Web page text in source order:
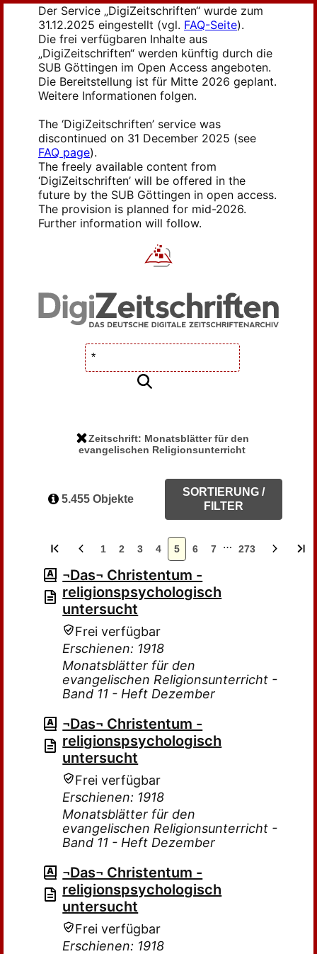
Der Service „DigiZeitschriften“ wurde zum
31.12.2025 eingestellt (vgl. FAQ-Seite).
Die frei verfügbaren Inhalte aus
„DigiZeitschriften“ werden künftig durch die
SUB Göttingen im Open Access angeboten.
Die Bereitstellung ist für Mitte 2026 geplant.
Weitere Informationen folgen.
The ‘DigiZeitschriften’ service was
discontinued on 31 December 2025 (see
FAQ page).
The freely available content from
‘DigiZeitschriften’ will be offered in the
future by the SUB Göttingen in open access.
The provision is planned for mid-2026.
Further information will follow.
Zeitschrift: Monatsblätter für den
evangelischen Religionsunterricht
5.455 Objekte
SORTIERUNG /
FILTER
1 2 3 4 5 6 7 … 273
¬Das¬ Christentum -
religionspsychologisch
untersucht
Frei verfügbar
Erschienen: 1918
Monatsblätter für den
evangelischen Religionsunterricht -
Band 11 - Heft Dezember
¬Das¬ Christentum -
religionspsychologisch
untersucht
Frei verfügbar
Erschienen: 1918
Monatsblätter für den
evangelischen Religionsunterricht -
Band 11 - Heft Dezember
¬Das¬ Christentum -
religionspsychologisch
untersucht
Frei verfügbar
Erschienen: 1918